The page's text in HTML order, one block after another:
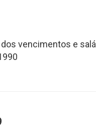
vencimentos e